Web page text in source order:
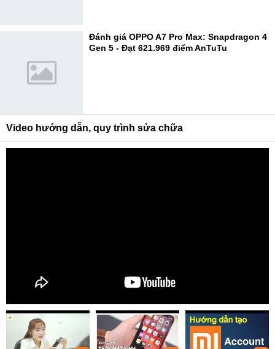
Đánh giá OPPO A7 Pro Max: Snapdragon 4
Gen 5 - Đạt 621.969 điểm AnTuTu
Video hướng dẫn, quy trình sửa chữa